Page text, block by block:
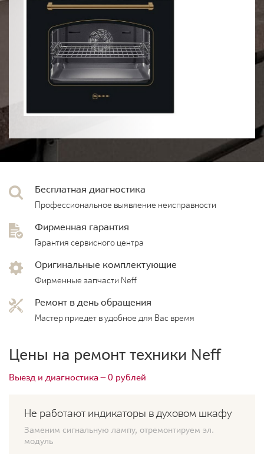
Бесплатная диагностика
Профессиональное выявление неисправности
Фирменная гарантия
Гарантия сервисного центра
Оригинальные комплектующие
Фирменные запчасти Neff
Ремонт в день обращения
Мастер приедет в удобное для Вас время
Цены на ремонт техники Neff
Выезд и диагностика — 0 рублей
Не работают индикаторы в духовом шкафу
Заменим сигнальную лампу, отремонтируем эл.
модуль